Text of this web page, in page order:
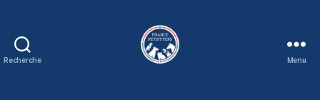
Recherche Menu